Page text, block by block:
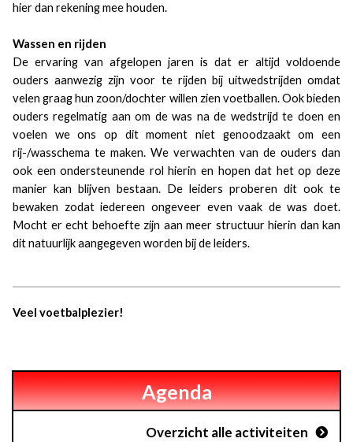
hier dan rekening mee houden.
Wassen en rijden
De ervaring van afgelopen jaren is dat er altijd voldoende
ouders aanwezig zijn voor te rijden bij uitwedstrijden omdat
velen graag hun zoon/dochter willen zien voetballen. Ook bieden
ouders regelmatig aan om de was na de wedstrijd te doen en
voelen we ons op dit moment niet genoodzaakt om een
rij-/wasschema te maken. We verwachten van de ouders dan
ook een ondersteunende rol hierin en hopen dat het op deze
manier kan blijven bestaan. De leiders proberen dit ook te
bewaken zodat iedereen ongeveer even vaak de was doet.
Mocht er echt behoefte zijn aan meer structuur hierin dan kan
dit natuurlijk aangegeven worden bij de leiders.
Veel voetbalplezier!
Agenda
Overzicht alle activiteiten